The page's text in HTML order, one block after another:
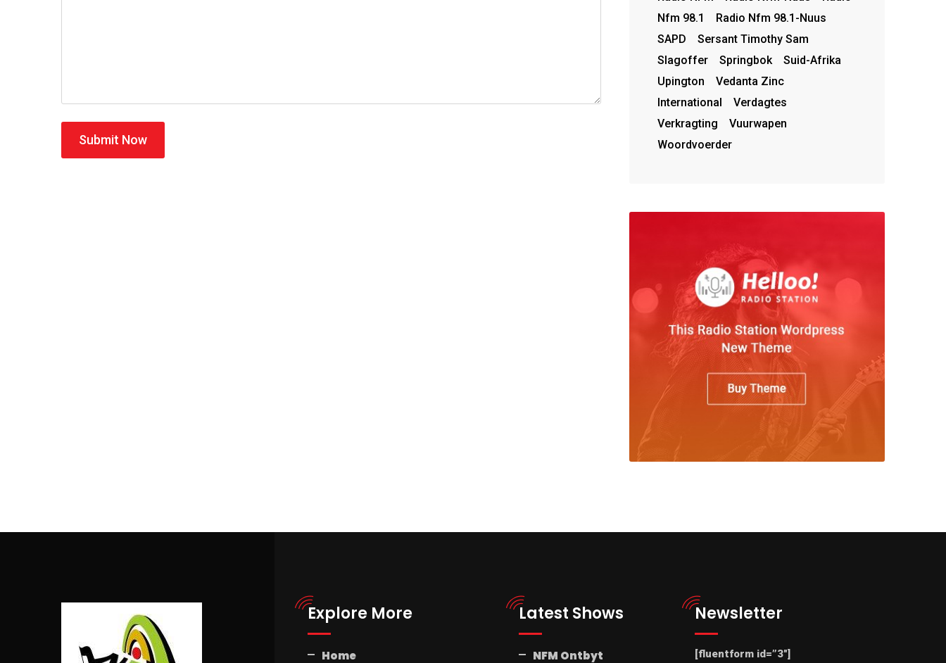
Submit Now
Nfm 98.1
Radio Nfm 98.1-Nuus
SAPD
Sersant Timothy Sam
Slagoffer
Springbok
Suid-Afrika
Upington
Vedanta Zinc
International
Verdagtes
Verkragting
Vuurwapen
Woordvoerder
Explore More
Home
Latest Shows
NFM Ontbyt
Newsletter
[fluentform id=”3″]